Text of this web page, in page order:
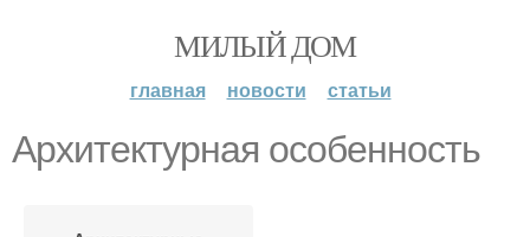
МИЛЫЙ ДОМ
главная новости статьи
Архитектурная особенность